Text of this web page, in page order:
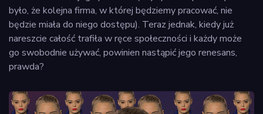
było, że kolejna firma, w której będziemy pracować, nie
będzie miała do niego dostępu). Teraz jednak, kiedy już
nareszcie całość trafiła w ręce społeczności i każdy może
go swobodnie używać, powinien nastąpić jego renesans,
prawda?